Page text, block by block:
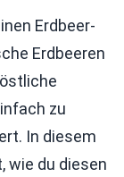
Erdbeer-
Erdbeeren
zu
In diesem
wie du diesen